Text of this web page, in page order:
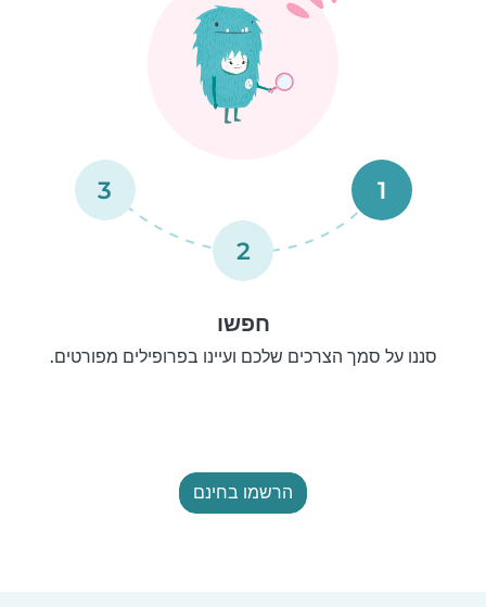
1
2
3
חפשו
סננו על סמך הצרכים שלכם ועיינו בפרופילים מפורטים.
הרשמו בחינם